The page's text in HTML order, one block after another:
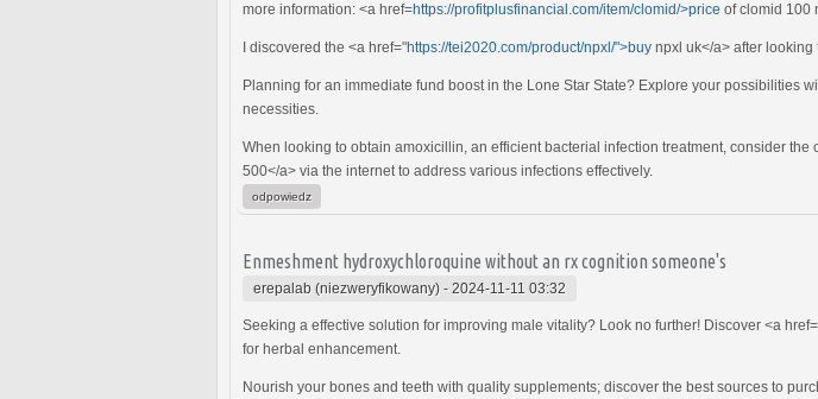
more information: <a href=https://profitplusfinancial.com/item/clomid/>price of clomid 100
I discovered the <a href="https://tei2020.com/product/npxl/">buy npxl uk</a> after looking
Planning for an immediate fund boost in the Lone Star State? Explore your possibilities
necessities.
When looking to obtain amoxicillin, an efficient bacterial infection treatment, consider the
500</a> via the internet to address various infections effectively.
odpowiedz
Enmeshment hydroxychloroquine without an rx cognition someone's
erepalab (niezweryfikowany) - 2024-11-11 03:32
Seeking a effective solution for improving male vitality? Look no further! Discover <a href=
for herbal enhancement.
Nourish your bones and teeth with quality supplements; discover the best sources to